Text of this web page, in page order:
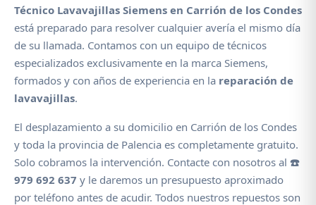
Técnico Lavavajillas Siemens en Carrión de los Condes
está preparado para resolver cualquier avería el mismo día
de su llamada. Contamos con un equipo de técnicos
especializados exclusivamente en la marca Siemens,
formados y con años de experiencia en la reparación de
lavavajillas.
El desplazamiento a su domicilio en Carrión de los Condes
y toda la provincia de Palencia es completamente gratuito.
Solo cobramos la intervención. Contacte con nosotros al ☎️
979 692 637 y le daremos un presupuesto aproximado
por teléfono antes de acudir. Todos nuestros repuestos son